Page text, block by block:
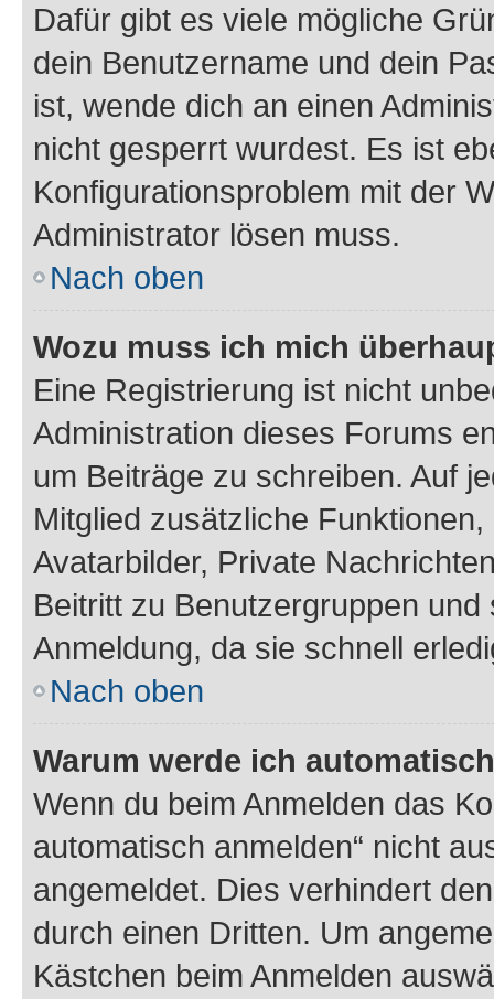
Dafür gibt es viele mögliche
dein Benutzername und dein
ist, wende dich an einen
nicht gesperrt wurdest. Es ist
Konfigurationsproblem mit der
Administrator lösen muss.
Nach oben
Wozu muss ich mich
Eine Registrierung ist nicht
Administration dieses Forums
um Beiträge zu schreiben. Auf
Mitglied zusätzliche
Avatarbilder, Private
Beitritt zu Benutzergruppen
Anmeldung, da sie schnell
Nach oben
Warum werde ich
Wenn du beim Anmelden das
automatisch anmelden“ nicht
angemeldet. Dies verhindert
durch einen Dritten. Um
Kästchen beim Anmelden